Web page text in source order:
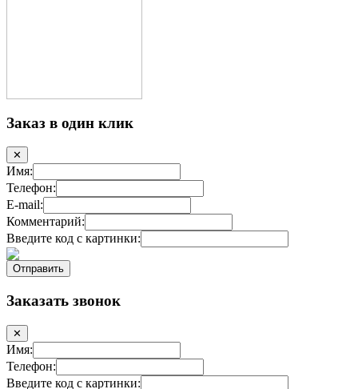
Заказ в один клик
✕
Имя:
Телефон:
E-mail:
Комментарий:
Введите код с картинки:
Заказать звонок
✕
Имя:
Телефон:
Введите код с картинки: